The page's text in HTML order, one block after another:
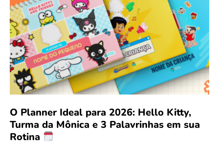
O Planner Ideal para 2026: Hello Kitty,
Turma da Mônica e 3 Palavrinhas em sua
Rotina